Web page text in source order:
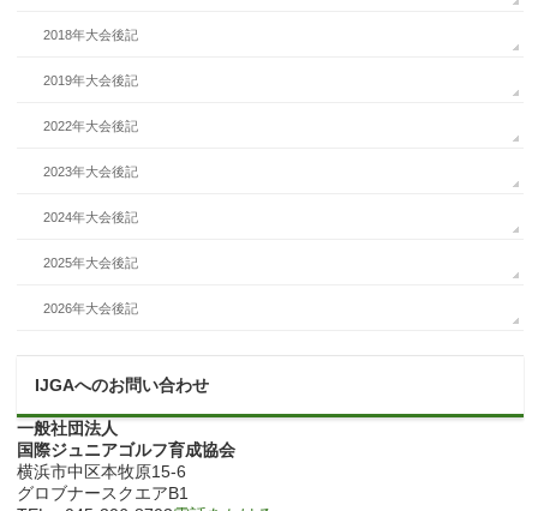
2018年大会後記
2019年大会後記
2022年大会後記
2023年大会後記
2024年大会後記
2025年大会後記
2026年大会後記
IJGAへのお問い合わせ
一般社団法人
国際ジュニアゴルフ育成協会
横浜市中区本牧原15-6
グロブナースクエアB1